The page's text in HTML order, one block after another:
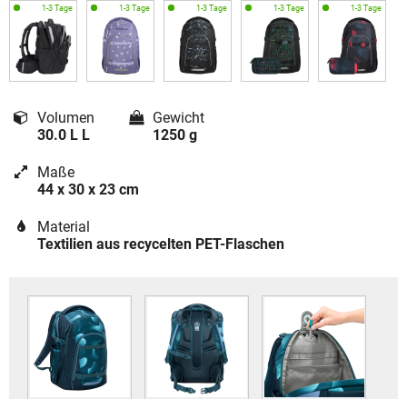
Volumen
30.0 L L
Gewicht
1250 g
Maße
44 x 30 x 23 cm
Material
Textilien aus recycelten PET-Flaschen